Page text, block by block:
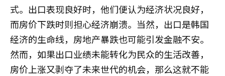
式。出口表现良好时，他们便认为经济状况良好，
而房价下跌时则担心经济崩溃。当然，出口是韩国
经济的生命线，房地产暴跌也可能引发金融不安。
然而，如果出口业绩未能转化为民众的生活改善，
房价上涨又剥夺了未来世代的机会，那么这就不能